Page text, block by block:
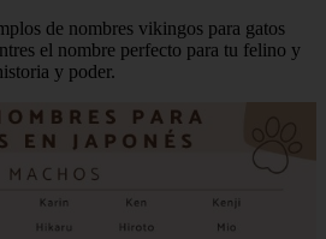
de nombres vikingos para gatos
el nombre perfecto para tu felino y
y poder.